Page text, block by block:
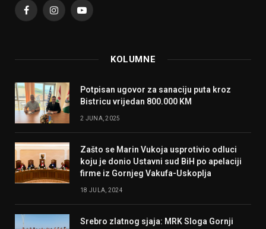
FacebookInstagramYouTube
KOLUMNE
Potpisan ugovor za sanaciju puta kroz
Bistricu vrijedan 800.000 KM
2 JUNA, 2025
Zašto se Marin Vukoja usprotivio odluci
koju je donio Ustavni sud BiH po apelaciji
firme iz Gornjeg Vakufa-Uskoplja
18 JULA, 2024
Srebro zlatnog sjaja: MRK Sloga Gornji